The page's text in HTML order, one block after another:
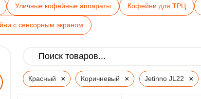
Уличные кофейные аппараты Кофейни для ТРЦ
с сенсорным экраном
Красный × Коричневый × Jetinno JL22 ×